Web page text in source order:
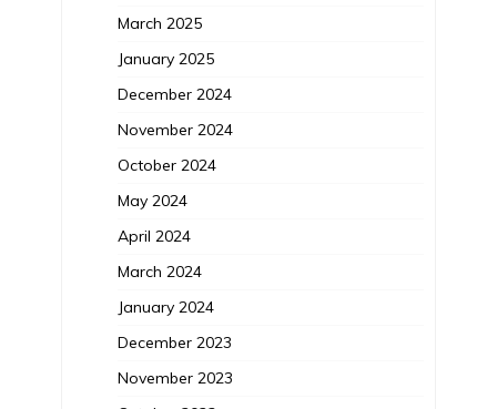
March 2025
January 2025
December 2024
November 2024
October 2024
May 2024
April 2024
March 2024
January 2024
December 2023
November 2023